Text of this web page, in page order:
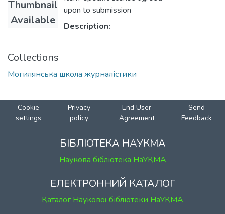
Thumbnail
Available
upon to submission
Description:
Collections
Могилянська школа журналістики
Cookie
settings
Privacy
policy
End User
Agreement
Send
Feedback
БІБЛІОТЕКА НАУКМА
Наукова бібліотека НаУКМА
ЕЛЕКТРОННИЙ КАТАЛОГ
Каталог Наукової бібліотеки НаУКМА